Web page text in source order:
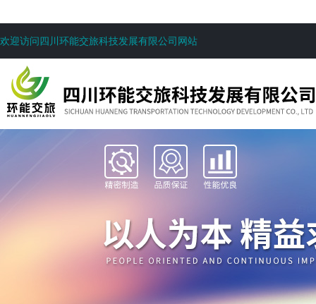
欢迎访问四川环能交旅科技发展有限公司网站